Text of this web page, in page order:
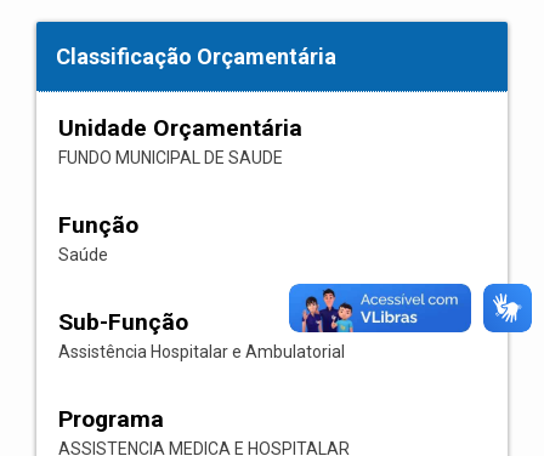
Classificação Orçamentária
Unidade Orçamentária
FUNDO MUNICIPAL DE SAUDE
Função
Saúde
Sub-Função
Assistência Hospitalar e Ambulatorial
Programa
ASSISTENCIA MEDICA E HOSPITALAR